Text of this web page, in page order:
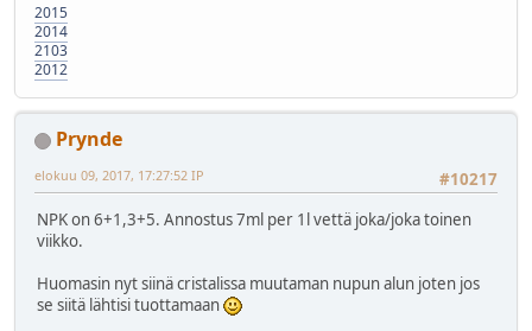
2015
2014
2103
2012
Prynde
#10217
elokuu 09, 2017, 17:27:52 IP
NPK on 6+1,3+5. Annostus 7ml per 1l vettä joka/joka toinen
viikko.
Huomasin nyt siinä cristalissa muutaman nupun alun joten jos
se siitä lähtisi tuottamaan